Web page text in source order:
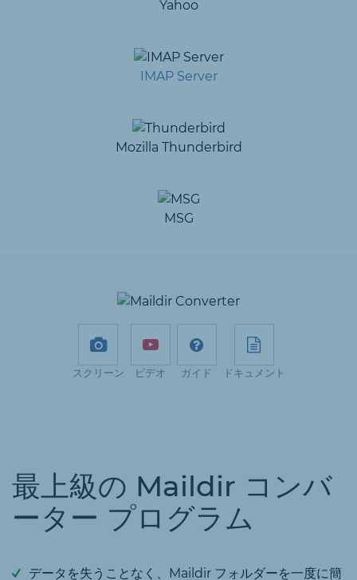
Yahoo
IMAP Server
Mozilla Thunderbird
MSG
スクリーン ビデオ ガイド ドキュメント
最上級の Maildir コンバ
ーター プログラム
データを失うことなく、Maildir フォルダーを一度に簡